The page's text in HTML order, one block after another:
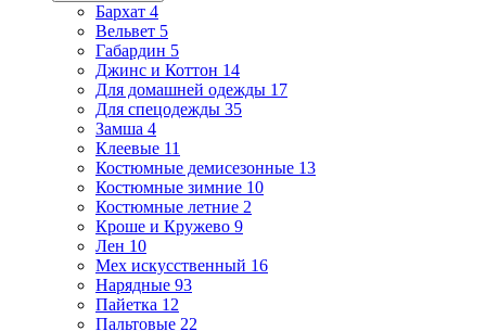
Бархат 4
Вельвет 5
Габардин 5
Джинс и Коттон 14
Для домашней одежды 17
Для спецодежды 35
Замша 4
Клеевые 11
Костюмные демисезонные 13
Костюмные зимние 10
Костюмные летние 2
Кроше и Кружево 9
Лен 10
Мех искусственный 16
Нарядные 93
Пайетка 12
Пальтовые 22